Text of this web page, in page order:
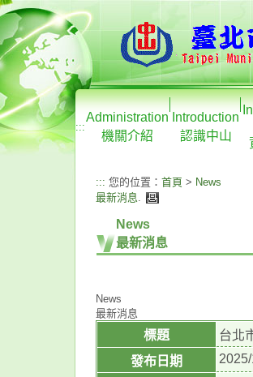
:::
Administration
機關介紹
Introduction
認識中山
::: 您的位置： 首頁 > News
最新消息.
News
最新消息
News
最新消息
標題
台北
發布日期